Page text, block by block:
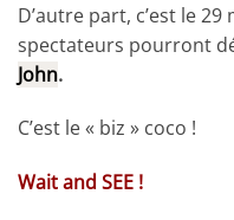
D’autre part, c’est le
spectateurs pourront
John.
C’est le « biz » coco !
Wait and SEE !